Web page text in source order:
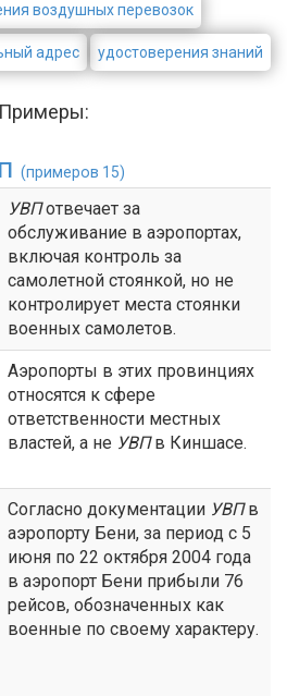
воздушных перевозок
адрес удостоверения знаний
Примеры:
(примеров 15)
УВПотвечает за
обслуживание в аэропортах,
включая контроль за
самолетной стоянкой, но не
контролирует места стоянки
военных самолетов.
Аэропорты в этих провинциях
относятся к сфере
ответственности местных
властей, а не УВПв Киншасе.
Согласно документации УВПв
аэропорту Бени, за период с 5
июня по 22 октября 2004 года
в аэропорт Бени прибыли 76
рейсов, обозначенных как
военные по своему характеру.